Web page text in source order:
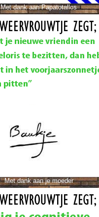
Met dank aan Papatotallos
Met dank aan je moeder